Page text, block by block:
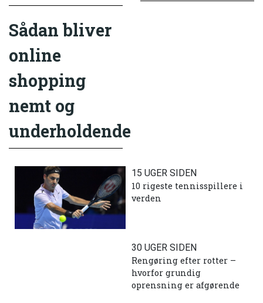
Sådan bliver
online
shopping
nemt og
underholdende
15 UGER SIDEN
10 rigeste tennisspillere i
verden
30 UGER SIDEN
Rengøring efter rotter –
hvorfor grundig
oprensning er afgørende